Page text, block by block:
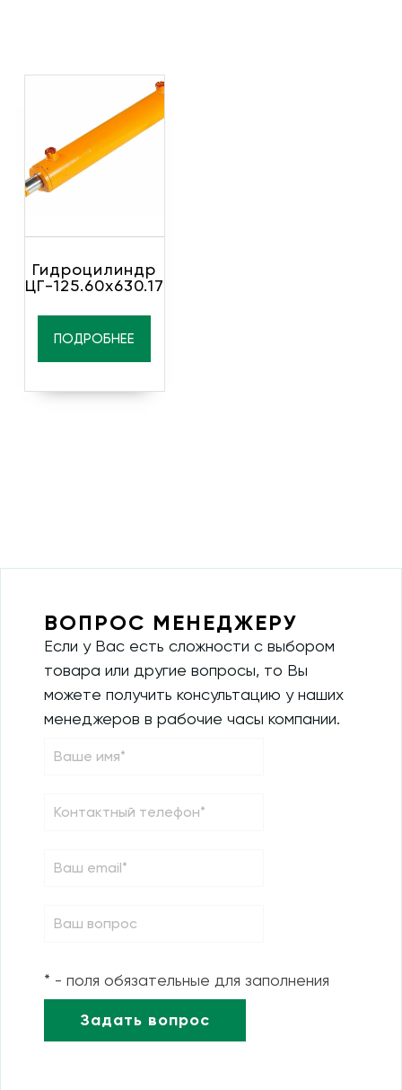
Гидроцилиндр
ЦГ-125.60х630.17
ПОДРОБНЕЕ
ВОПРОС МЕНЕДЖЕРУ
Если у Вас есть сложности с выбором
товара или другие вопросы, то Вы
можете получить консультацию у наших
менеджеров в рабочие часы компании.
* - поля обязательные для заполнения